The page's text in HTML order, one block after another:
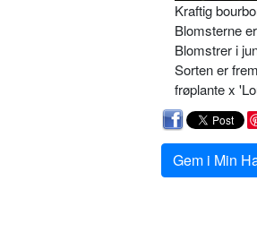
Kraftig
Blomsterne
Blomstrer i
Sorten er
frøplante x
Gem i Min